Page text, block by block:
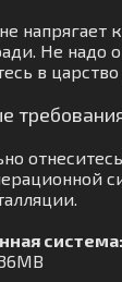
Не надо
в
система: